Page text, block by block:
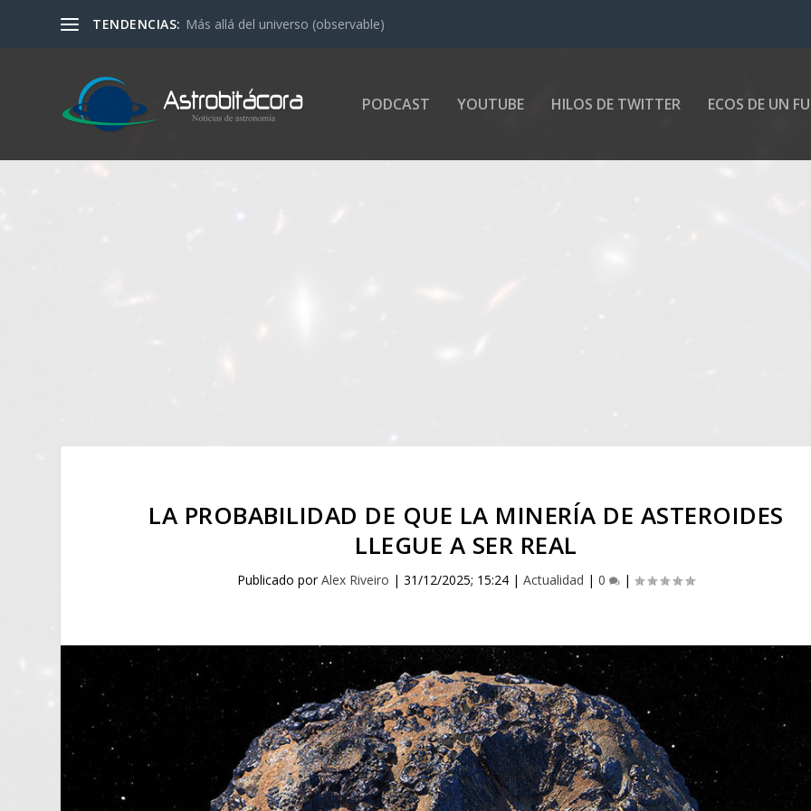
TENDENCIAS: Más allá del universo (observable)
PODCAST YOUTUBE HILOS DE TWITTER ECOS DE UN
LA PROBABILIDAD DE QUE LA MINERÍA DE ASTEROIDES
LLEGUE A SER REAL
Publicado porAlex Riveiro |31/12/2025; 15:24 |Actualidad |0 |